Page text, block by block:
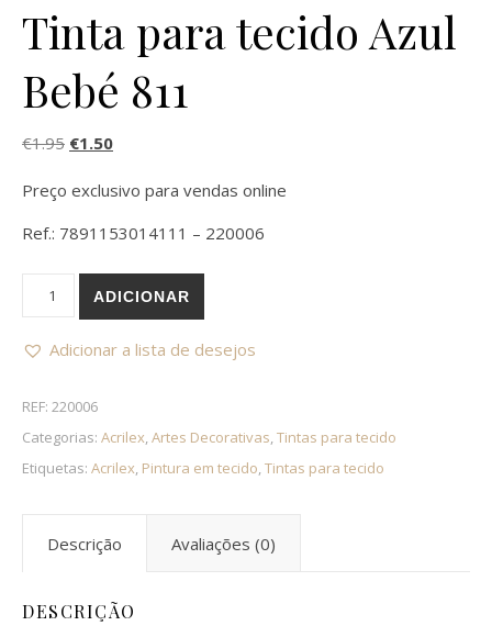
Tinta para tecido Azul
Bebé 811
€1.95 O preço original era: €1.95.
€1.50O preço atual é: €1.50.
Preço exclusivo para vendas online
Ref.: 7891153014111 – 220006
ADICIONAR
Adicionar a lista de desejos
REF: 220006
Categorias: Acrilex Artes Decorativas Tintas para tecido
Etiquetas: Acrilex Pintura em tecido Tintas para tecido
Descrição Avaliações (0)
DESCRIÇÃO